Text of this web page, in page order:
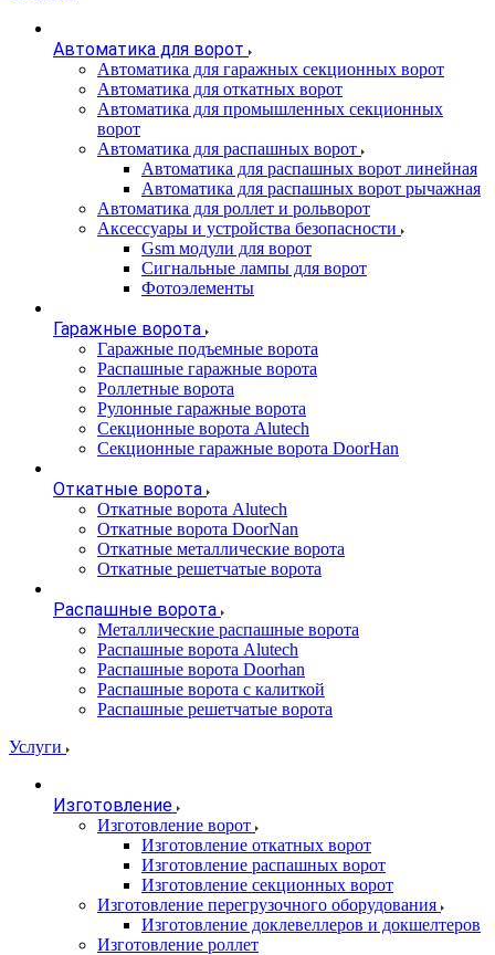
Автоматика для ворот
Автоматика для гаражных секционных ворот
Автоматика для откатных ворот
Автоматика для промышленных секционных
ворот
Автоматика для распашных ворот
Автоматика для распашных ворот линейная
Автоматика для распашных ворот рычажная
Автоматика для роллет и рольворот
Аксессуары и устройства безопасности
Gsm модули для ворот
Сигнальные лампы для ворот
Фотоэлементы
Гаражные ворота
Гаражные подъемные ворота
Распашные гаражные ворота
Роллетные ворота
Рулонные гаражные ворота
Секционные ворота Alutech
Секционные гаражные ворота DoorHan
Откатные ворота
Откатные ворота Alutech
Откатные ворота DoorNan
Откатные металлические ворота
Откатные решетчатые ворота
Распашные ворота
Металлические распашные ворота
Распашные ворота Alutech
Распашные ворота Doorhan
Распашные ворота с калиткой
Распашные решетчатые ворота
Услуги
Изготовление
Изготовление ворот
Изготовление откатных ворот
Изготовление распашных ворот
Изготовление секционных ворот
Изготовление перегрузочного оборудования
Изготовление доклевеллеров и докшелтеров
Изготовление роллет